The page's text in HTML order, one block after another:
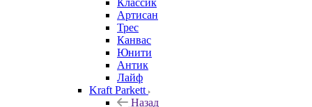
Классик
Артисан
Трес
Канвас
Юнити
Антик
Лайф
Kraft Parkett
Назад